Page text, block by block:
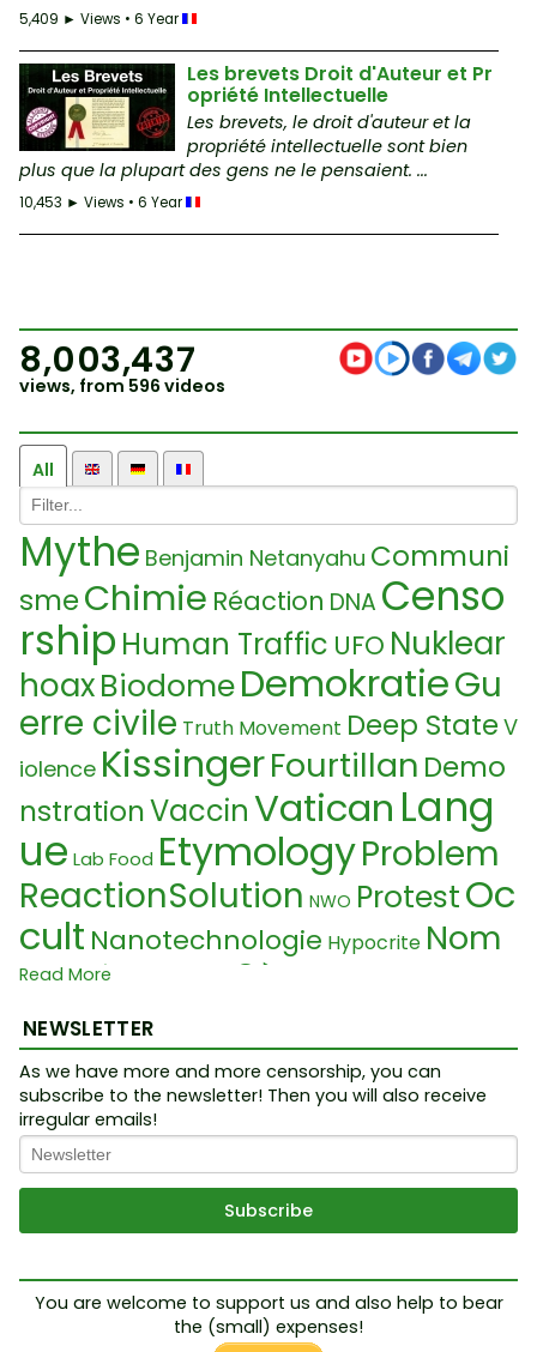
5,409 ► Views • 6 Year
Les brevets Droit d'Auteur et Pr
opriété Intellectuelle
Les brevets, le droit d'auteur et la
propriété intellectuelle sont bien
plus que la plupart des gens ne le pensaient. ...
10,453 ► Views • 6 Year
8,003,437
views, from 596 videos
All
Mythe Benjamin Netanyahu Communi
smeChimie Réaction DNA Censo
rship Human Traffic UFO Nuklear
hoaxBiodomeDemokratieGu
erre civile Truth Movement Deep State V
iolence KissingerFourtillan Demo
nstrationVaccinVatican Lang
ue Lab Food EtymologyProblem
ReactionSolution NWO ProtestOc
cult Nanotechnologie Hypocrite Nom
Bac à sable
3ème guerre
mondiale
onPharaonTransgender Mitra
rundrechteOrphelin Surpopulation Nord
stream 1Jeu Illusion
ientismeMiasmaIntellektLawKabal
e Boutry MalédictionLügenPeaceGreat Res
etGouvernementSocietyTumeurSat
anismeComplexEtat profondDu
Read More
NEWSLETTER
As we have more and more censorship, you can
subscribe to the newsletter! Then you will also receive
irregular emails!
You are welcome to support us and also help to bear
the (small) expenses!